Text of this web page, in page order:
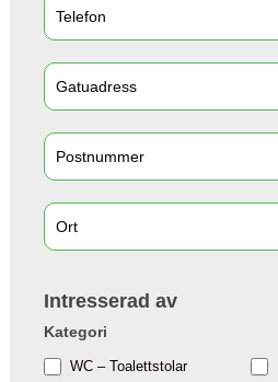
Intresserad av
Kategori
WC – Toalettstolar